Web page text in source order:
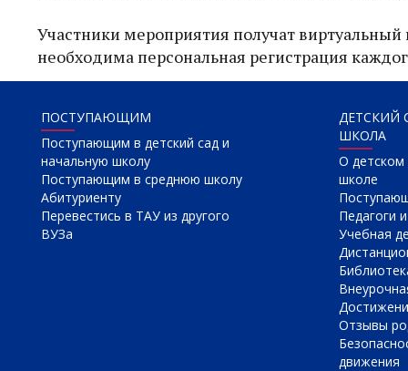
Участники мероприятия получат
необходима персональная регистрация
ПОСТУПАЮЩИМ
Поступающим в детский сад и
начальную школу
Поступающим в среднюю школу
Абитуриенту
Перевестись в ТАУ из другого
ВУЗа
ДЕТСКИЙ
ШКОЛА
О детском
школе
Педагоги
Учебная
Отзывы
движения